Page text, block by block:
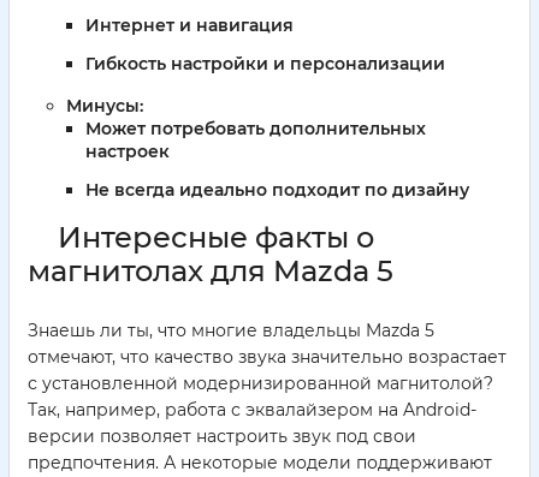
Интернет и навигация
Гибкость настройки и персонализации
Минусы:
Может потребовать дополнительных
настроек
Не всегда идеально подходит по дизайну
Интересные факты о
магнитолах для Mazda 5
Знаешь ли ты, что многие владельцы Mazda 5
отмечают, что качество звука значительно возрастает
с установленной модернизированной магнитолой?
Так, например, работа с эквалайзером на Android-
версии позволяет настроить звук под свои
предпочтения. А некоторые модели поддерживают